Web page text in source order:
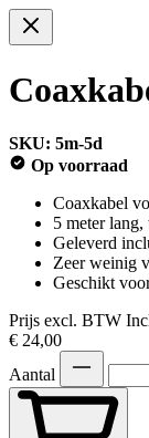
SKU: 5m-5d
Op voorraad
Coaxkabel
5 meter
Geleverd
Zeer weinig
Geschikt
Prijs excl. BTW
€ 24,00
Aantal